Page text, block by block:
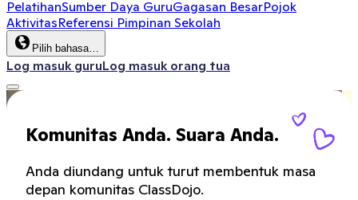
PelatihanSumber Daya GuruGagasan BesarPojok
AktivitasReferensi Pimpinan Sekolah
Pilih bahasa…
Log masuk guruLog masuk orang tua
Komunitas Anda. Suara Anda.
Anda diundang untuk turut membentuk masa
depan komunitas ClassDojo.